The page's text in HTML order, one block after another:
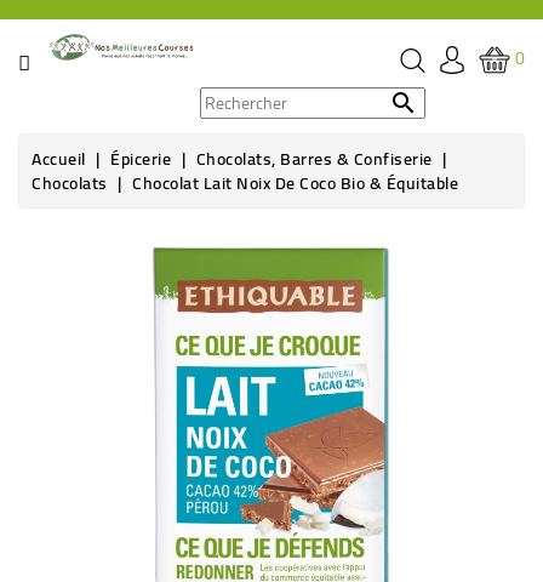
CATÉGORIE
ÉPICERIE
0

Accueil Épicerie Chocolats, Barres & Confiserie
Chocolats Chocolat Lait Noix De Coco Bio & Équitable